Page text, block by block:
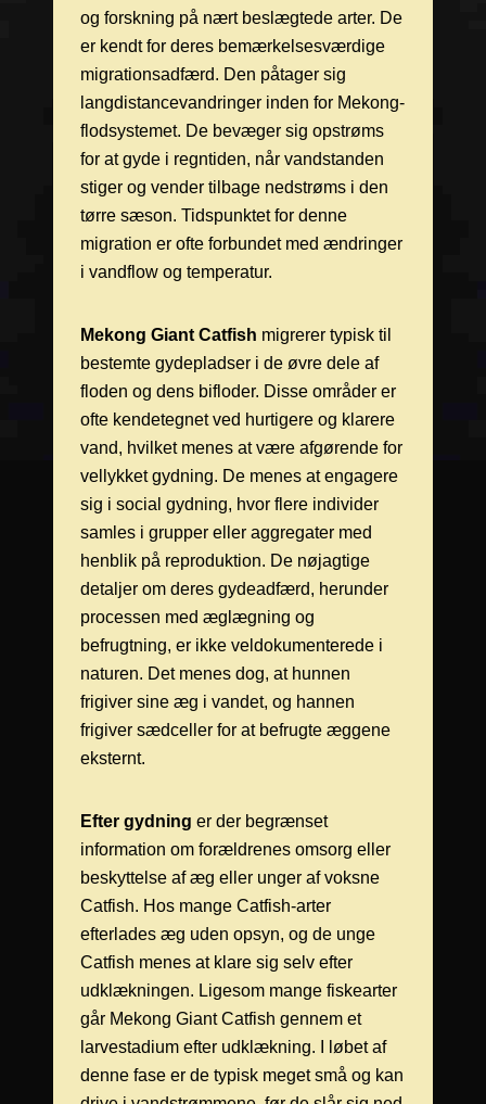
og forskning på nært beslægtede arter. De
er kendt for deres bemærkelsesværdige
migrationsadfærd. Den påtager sig
langdistancevandringer inden for Mekong-
flodsystemet. De bevæger sig opstrøms
for at gyde i regntiden, når vandstanden
stiger og vender tilbage nedstrøms i den
tørre sæson. Tidspunktet for denne
migration er ofte forbundet med ændringer
i vandflow og temperatur.
Mekong Giant Catfish migrerer typisk til
bestemte gydepladser i de øvre dele af
floden og dens bifloder. Disse områder er
ofte kendetegnet ved hurtigere og klarere
vand, hvilket menes at være afgørende for
vellykket gydning. De menes at engagere
sig i social gydning, hvor flere individer
samles i grupper eller aggregater med
henblik på reproduktion. De nøjagtige
detaljer om deres gydeadfærd, herunder
processen med æglægning og
befrugtning, er ikke veldokumenterede i
naturen. Det menes dog, at hunnen
frigiver sine æg i vandet, og hannen
frigiver sædceller for at befrugte æggene
eksternt.
Efter gydning er der begrænset
information om forældrenes omsorg eller
beskyttelse af æg eller unger af voksne
Catfish. Hos mange Catfish-arter
efterlades æg uden opsyn, og de unge
Catfish menes at klare sig selv efter
udklækningen. Ligesom mange fiskearter
går Mekong Giant Catfish gennem et
larvestadium efter udklækning. I løbet af
denne fase er de typisk meget små og kan